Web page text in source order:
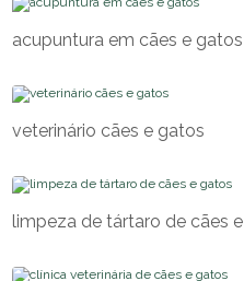
acupuntura em cães e gatos
veterinário cães e gatos
limpeza de tártaro de cães